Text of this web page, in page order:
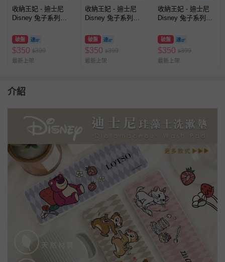
收納王妃 - 迪士尼
Disney 兔子系列
子】珪藻土軟式吸水
杯墊 吸水墊 台灣製
造二入組
10X10X0.5cm
破盤
$350 $399
最新上架
收納王妃 - 迪士尼
Disney 兔子系列
藻土軟式吸水杯墊
吸水墊 台灣製造二
入組10X10X0.5cm
破盤
$350 $399
最新上架
收納王妃 - 迪士尼
Disney 兔子系列
藻土軟式吸水杯墊
吸水墊 台灣製造二
入組10X10X0.5cm
破盤
$350 $399
最新上架
介紹